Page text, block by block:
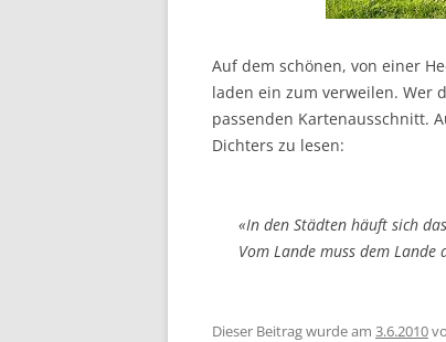
Auf dem schönen, von einer
laden ein zum verweilen. Wer
passenden Kartenausschnitt.
Dichters zu lesen:
«In den Städten häuft sich
Vom Lande muss dem Lande
Dieser Beitrag wurde am 3.6.2010